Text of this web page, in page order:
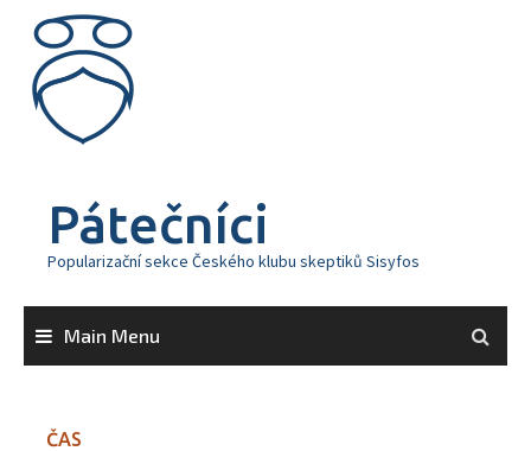
content
Pátečníci
Popularizační sekce Českého klubu skeptiků Sisyfos
Main Menu
ČAS